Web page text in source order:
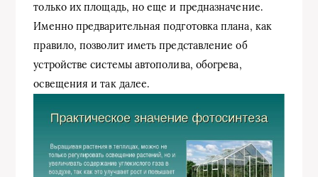
только их площадь, но еще и предназначение.
Именно предварительная подготовка плана, как
правило, позволит иметь представление об
устройстве системы автополива, обогрева,
освещения и так далее.